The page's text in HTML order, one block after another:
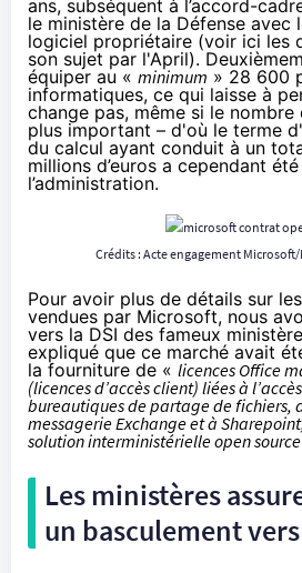
ans, subséquent à l’accord-
le ministère de la Défense avec
logiciel propriétaire (voir ici les
son sujet par l'April).
équiper au « minimum » 28 600
informatiques, ce qui laisse à
change pas, même si le
plus important – d'où le terme
du calcul ayant conduit à un
millions d’euros a cependant
l’administration.
Crédits : Acte engagement
Pour avoir plus de détails sur
vendues par Microsoft, nous
vers la DSI des fameux
expliqué que ce marché avait
la fourniture de « licences Office
(licences d’accès client) liées à
bureautiques de partage de fichiers,
messagerie Exchange et à
solution interministérielle open source
Les ministères
un basculement